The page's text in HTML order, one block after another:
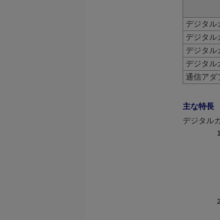
デジタル
デジタル
デジタル
デジタル
通信アダ
主な特長
デジタル